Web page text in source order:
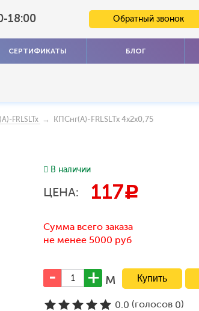
18:00 Обратный звонок
СЕРТИФИКАТЫ БЛОГ
FRLSLTx → КПСнг(А)-FRLSLTx 4x2x0,75
В наличии
ЦЕНА: 117c
Сумма всего заказа
не менее 5000 руб
м
0.0 (голосов 0)